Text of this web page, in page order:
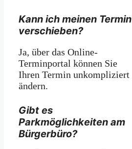
Kann ich meinen Termin
verschieben?
Ja, über das Online-
Terminportal können Sie
Ihren Termin unkompliziert
ändern.
Gibt es
Parkmöglichkeiten am
Bürgerbüro?